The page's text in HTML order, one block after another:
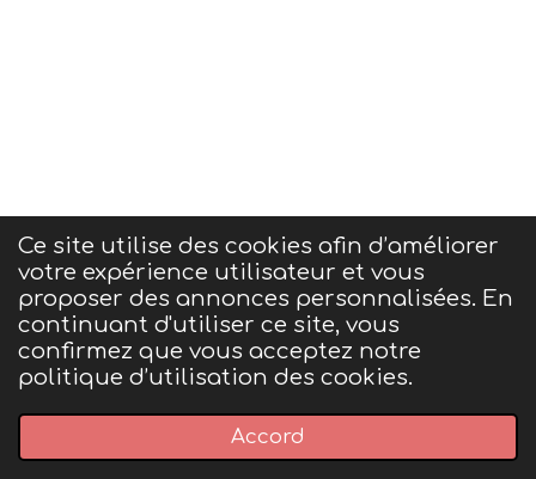
Ce site utilise des cookies afin d’améliorer
votre expérience utilisateur et vous
proposer des annonces personnalisées. En
continuant d'utiliser ce site, vous
confirmez que vous acceptez notre
politique d’utilisation des cookies.
Accord
Conditions générales de ventes et mentions
légales